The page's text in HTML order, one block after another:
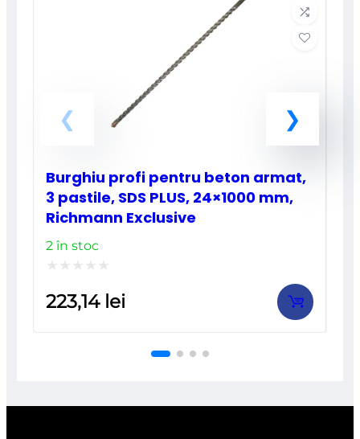
Burghiu profi pentru beton armat,
3 pastile, SDS PLUS, 24×1000 mm,
Richmann Exclusive
2 în stoc
la
223,14 lei